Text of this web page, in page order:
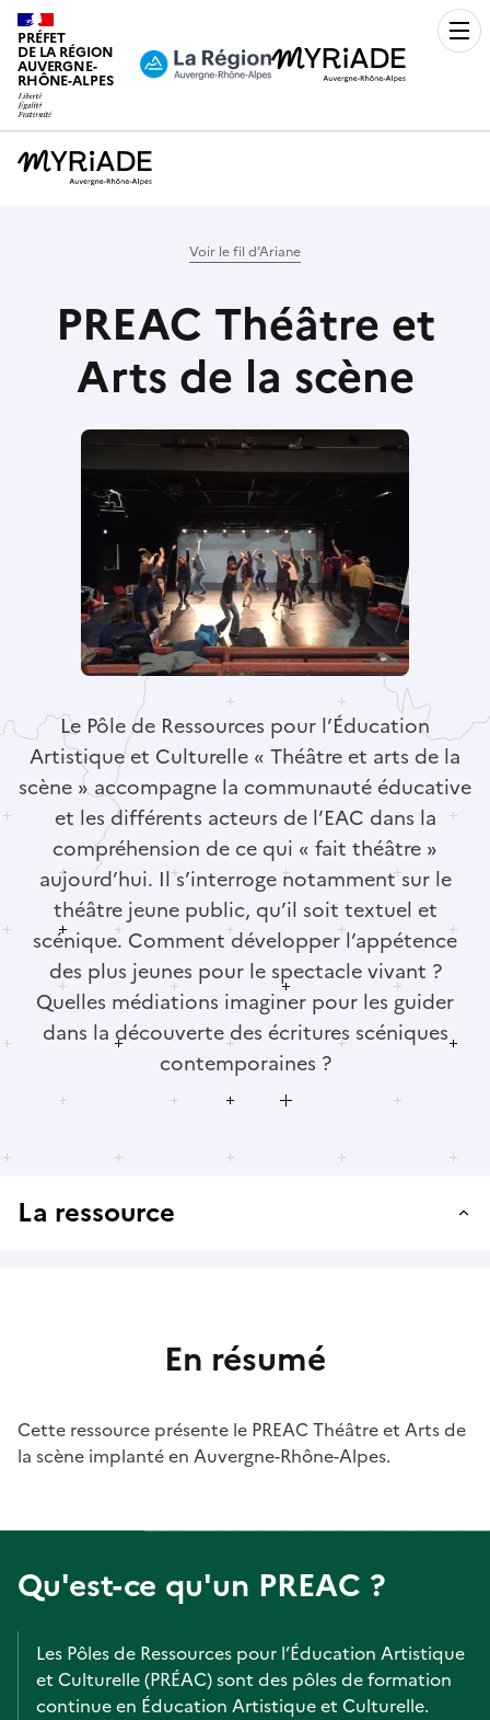
PRÉFET
DE LA RÉGION
AUVERGNE-
RHÔNE-ALPES
Voir le fil d’Ariane
PREAC Théâtre et
Arts de la scène
Le Pôle de Ressources pour l’Éducation
Artistique et Culturelle « Théâtre et arts de la
scène » accompagne la communauté éducative
et les différents acteurs de l’EAC dans la
compréhension de ce qui « fait théâtre »
aujourd’hui. Il s’interroge notamment sur le
théâtre jeune public, qu’il soit textuel et
scénique. Comment développer l’appétence
des plus jeunes pour le spectacle vivant ?
Quelles médiations imaginer pour les guider
dans la découverte des écritures scéniques
contemporaines ?
La ressource
En résumé
Cette ressource présente le PREAC Théâtre et Arts de
la scène implanté en Auvergne-Rhône-Alpes.
Qu'est-ce qu'un PREAC ?
Les Pôles de Ressources pour l’Éducation Artistique
et Culturelle (PRÉAC) sont des pôles de formation
continue en Éducation Artistique et Culturelle.